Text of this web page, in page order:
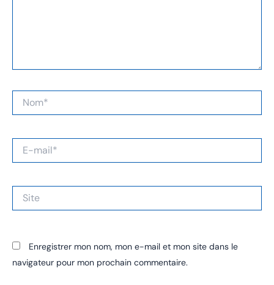
mail*
Site
Enregistrer mon nom, mon e-mail et mon site dans le
navigateur pour mon prochain commentaire.